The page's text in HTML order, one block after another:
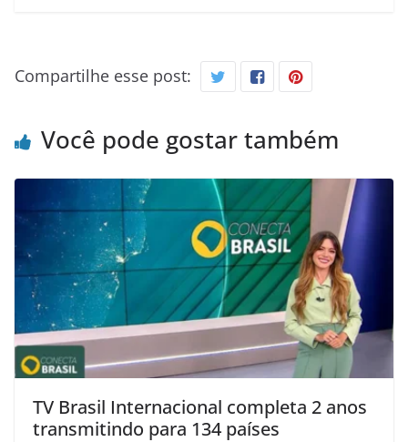
Compartilhe esse post:
Você pode gostar também
TV Brasil Internacional completa 2 anos
transmitindo para 134 países